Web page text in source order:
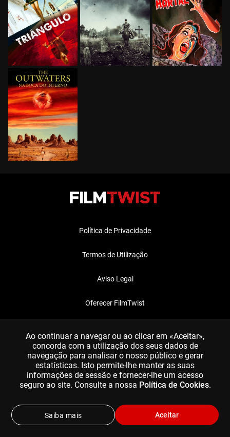
Política de Privacidade
Termos de Utilização
Aviso Legal
Oferecer FilmTwist
Ao continuar a navegar ou ao clicar em «Aceitar»,
concorda com a utilização dos seus dados de
navegação para analisar o nosso público e gerar
estatísticas. Isto permite-lhe manter as suas
informações de sessão e fornecer-lhe um acesso
seguro ao site. Consulte a nossa Política de Cookies.
Aceitar
Saiba mais